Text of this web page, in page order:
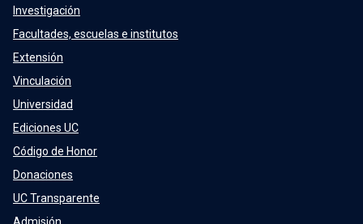
Investigación
Facultades, escuelas e institutos
Extensión
Vinculación
Universidad
Ediciones UC
Código de Honor
Donaciones
UC Transparente